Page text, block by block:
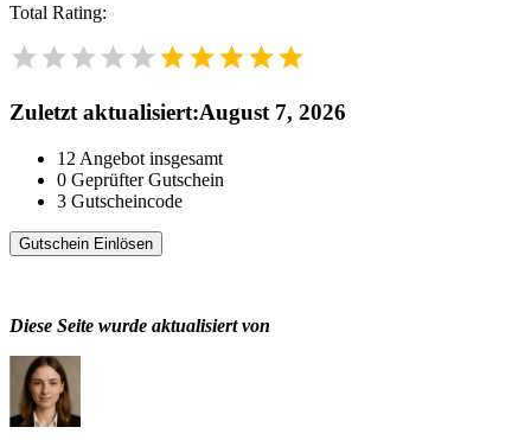
Total Rating:
Zuletzt aktualisiert:August 7, 2026
12 Angebot insgesamt
0 Geprüfter Gutschein
3 Gutscheincode
Gutschein Einlösen
Diese Seite wurde aktualisiert von